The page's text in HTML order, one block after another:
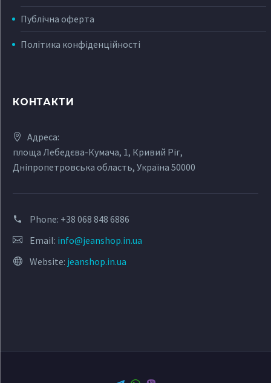
Публічна оферта
Політика конфіденційності
КОНТАКТИ
Адреса:
площа Лебедєва-Кумача, 1, Кривий Ріг,
Дніпропетровська область, Україна 50000
Phone: +38 068 848 6886
Email: info@jeanshop.in.ua
Website: jeanshop.in.ua